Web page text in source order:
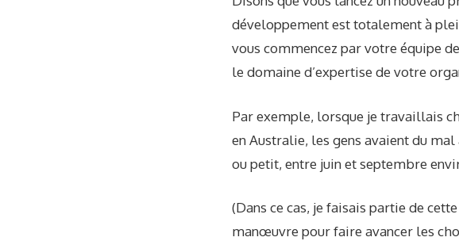
développement est totalement à
vous commencez par votre équipe
le domaine d’expertise de votre
Par exemple, lorsque je travaillais
en Australie, les gens avaient du
ou petit, entre juin et septembre
(Dans ce cas, je faisais partie de
manœuvre pour faire avancer les